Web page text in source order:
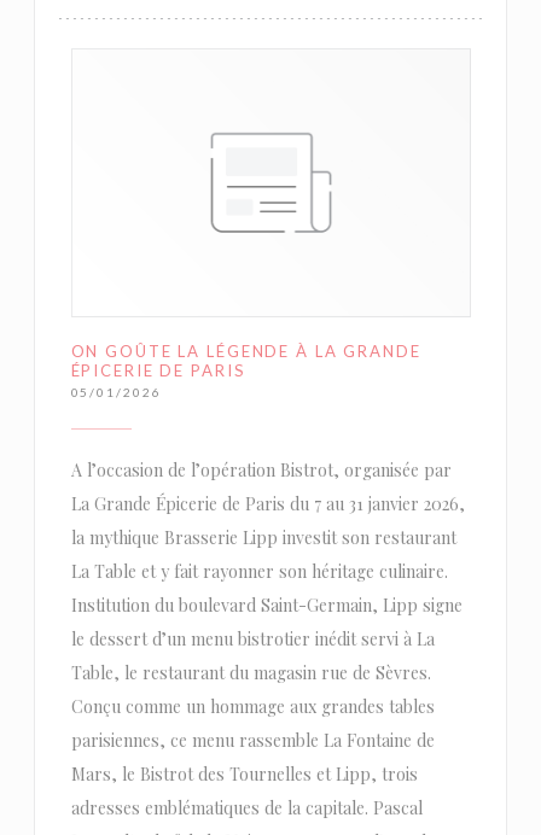
ON GOÛTE LA LÉGENDE À LA GRANDE
ÉPICERIE DE PARIS
05/01/2026
A l’occasion de l’opération Bistrot, organisée par
La Grande Épicerie de Paris du 7 au 31 janvier 2026,
la mythique Brasserie Lipp investit son restaurant
La Table et y fait rayonner son héritage culinaire.
Institution du boulevard Saint-Germain, Lipp signe
le dessert d’un menu bistrotier inédit servi à La
Table, le restaurant du magasin rue de Sèvres.
Conçu comme un hommage aux grandes tables
parisiennes, ce menu rassemble La Fontaine de
Mars, le Bistrot des Tournelles et Lipp, trois
adresses emblématiques de la capitale. Pascal